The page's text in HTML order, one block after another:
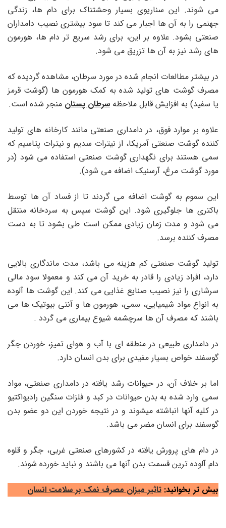
می شوند. این سناریوی بسیار وحشتناک برای دام ها، زندگی
جهنمی را به آن ها اجبار می کند تا سود بیشتری نصیب دامداران
صنعتی بشود. علاوه بر این، برای رشد سریع تر دام ها، هورمون
های رشد نیز به آن ها تزریق می شود.
در بیشتر مطالعات انجام شده در مورد سرطان، مشاهده گردیده که
مصرف گوشت های تولید شده به کمک هورمون ها (گوشت قرمز
یا سفید) به افزایش قابل ملاحظه سرطان پستان منجر شده است.
علاوه بر موارد فوق، در دامداری صنعتی مانند کارخانه های تولید
کننده گوشت صنعتی آمریکا، از نیترات سدیم و نیترات پتاسیم که
سمی هستند برای نگهداری گوشت صنعتی استفاده می شود (در
مورد گوشت مرغ، آرسنیک اضافه می شود).
این سموم به گوشت اضافه می گردند تا از فساد آن ها توسط
باکتری ها جلوگیری شود. این گوشت سپس به سردخانه منتقل
می شود و مدت زمان زیادی ممکن است طی بشود تا به دست
مصرف کننده برسد.
تولید گوشت صنعتی کم هزینه می باشد، مدت ماندگاری بالایی
دارد، افراد زیادی را قادر به خرید آن می کند و معمولا سود مالی
سرشاری را نیز نصیب صنایع غذایی می کند. این گوشت ها آلوده
به انواع مواد شیمیایی، سمی، هورمون ها و آنتی بیوتیک ها می
باشند که مصرف آن ها سرچشمه شیوع بیماری می گردد .
در دامداری طبیعی در منطقه ای با آب و هوای تمیز، خوردن جگر
گوسفند خواص بسیار مفیدی برای بدن انسان دارد.
اما بر خلاف آن، در حیوانات رشد یافته در دامداری صنعتی، مواد
سمی وارد شده به بدن حیوانات در کبد و فلزات سنگین رادیواکتیو
در کلیه آنها انباشته میشوند و در نتیجه خوردن این دو عضو بدن
گوسفند برای انسان مضر می باشد.
در دام های پرورش یافته در کشورهای صنعتی غربی، جگر و قلوه
دام آلوده ترین قسمت بدن آنها می باشند و نباید خورده شوند.
بیش تر بخوانید: تاثیر میزان مصرف نمک بر سلامت انسان